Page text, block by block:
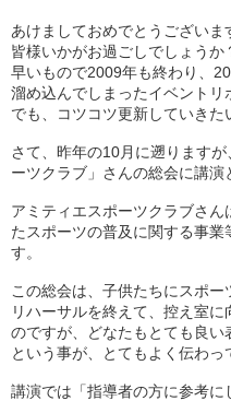
あけましておめでとうございま
皆様いかがお過ごしでしょうか
早いもので2009年も終わり、
溜め込んでしまったイベント
でも、コツコツ更新していきた
さて、昨年の10月に遡ります
ーツクラブ」さんの総会に講演
アミティエスポーツクラブさ
たスポーツの普及に関する事
す。
この総会は、子供たちにスポー
リハーサルを終えて、控え室
のですが、どなたもとても良
という事が、とてもよく伝わっ
講演では「指導者の方に参考